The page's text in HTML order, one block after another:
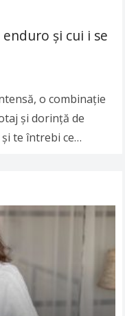
și cui i se
o combinație
și dorință de
te întrebi ce